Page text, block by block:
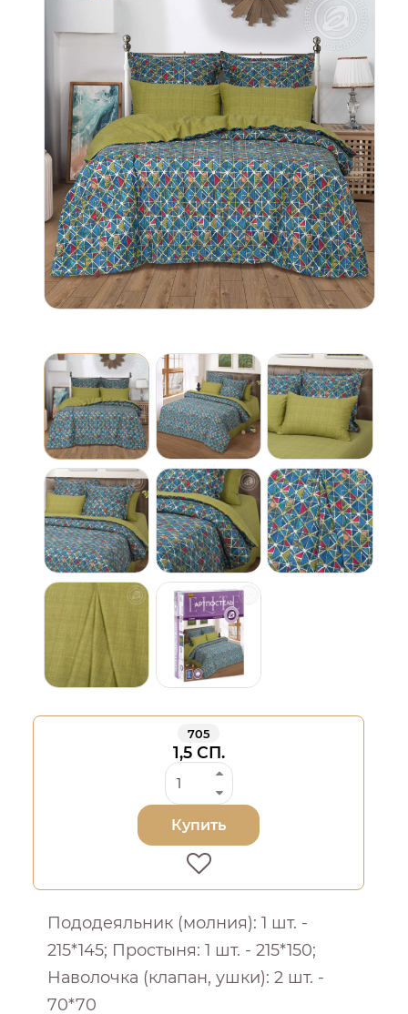
705
1,5 СП.
Купить
Пододеяльник (молния): 1 шт. -
215*145; Простыня: 1 шт. - 215*150;
Наволочка (клапан, ушки): 2 шт. -
70*70